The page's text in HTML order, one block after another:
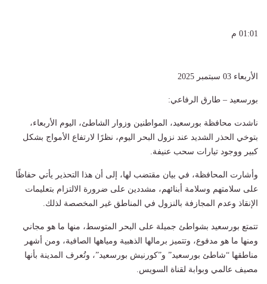
01:01 م
الأربعاء 03 سبتمبر 2025
بورسعيد – طارق الرفاعي:
ناشدت محافظة بورسعيد، المواطنين وزوار الشاطئ، اليوم الأربعاء،
بتوخي الحذر الشديد عند نزول البحر اليوم، نظرًا لارتفاع الأمواج بشكل
كبير ووجود تيارات سحب عنيفة.
وأشارت المحافظة، في بيان مقتضب لها، إلى أن هذا التحذير يأتي حفاظًا
على سلامتهم وسلامة أبنائهم، مشددين على ضرورة الالتزام بتعليمات
الإنقاذ وعدم المجازفة بالنزول في المناطق غير المخصصة لذلك.
تتمتع بورسعيد بشواطئ جميلة على البحر المتوسط، منها ما هو مجاني
ومنها ما هو مدفوع، وتتميز برمالها الذهبية ومياهها الصافية، ومن أشهر
مناطقها “شاطئ بورسعيد” و”كورنيش بورسعيد”، وتُعرف المدينة بأنها
مصيف عالمي وبوابة لقناة السويس.